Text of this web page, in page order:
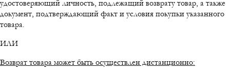
удостоверяющий личность, подлежащий возврату товар, а также
документ, подтверждающий факт и условия покупки указанного
товара.
ИЛИ
Возврат товара может быть осуществлен дистанционно: